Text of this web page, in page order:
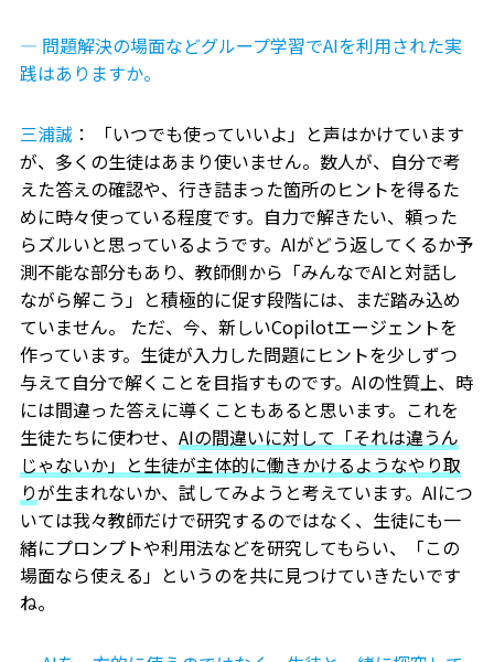
― 問題解決の場面などグループ学習でAIを利用された実
践はありますか。
三浦誠： 「いつでも使っていいよ」と声はかけています
が、多くの生徒はあまり使いません。数人が、自分で考
えた答えの確認や、行き詰まった箇所のヒントを得るた
めに時々使っている程度です。自力で解きたい、頼った
らズルいと思っているようです。AIがどう返してくるか予
測不能な部分もあり、教師側から「みんなでAIと対話し
ながら解こう」と積極的に促す段階には、まだ踏み込め
ていません。 ただ、今、新しいCopilotエージェントを
作っています。生徒が入力した問題にヒントを少しずつ
与えて自分で解くことを目指すものです。AIの性質上、時
には間違った答えに導くこともあると思います。これを
生徒たちに使わせ、 AIの間違いに対して「それは違うん
じゃないか」と生徒が主体的に働きかけるようなやり取
りが生まれないか、試してみようと考えています。AIにつ
いては我々教師だけで研究するのではなく、生徒にも一
緒にプロンプトや利用法などを研究してもらい、「この
場面なら使える」というのを共に見つけていきたいです
ね。